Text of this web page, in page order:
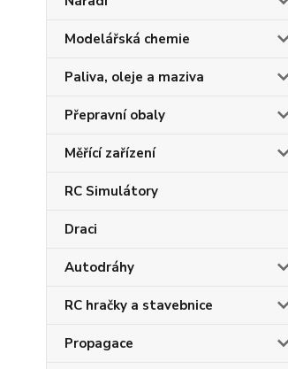
Modelářská chemie
Paliva, oleje a maziva
Přepravní obaly
Měřící zařízení
RC Simulátory
Draci
Autodráhy
RC hračky a stavebnice
Propagace